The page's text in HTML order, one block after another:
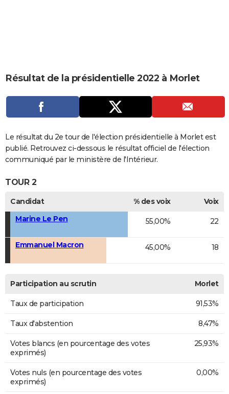
CARTE DE VOEUX
DICTIONNAIRE
Dictionnaire
Biographies
Expressions
Proverbes
PROGRAMME TV
COPAINS D'AVANT
Se connecter
Collèges
Universités
Entreprises
Service militaire
Avis de recherche
AVIS DE DÉCÈS
FORUM
Bricolage
Culture
Television
Voyage
Résultat de la présidentielle 2022 à Morlet
Le résultat du 2e tour de l'élection présidentielle à Morlet est
publié. Retrouvez ci-dessous le résultat officiel de l'élection
communiqué par le ministère de l'Intérieur.
TOUR 2
Candidat % des voix
Voix
Marine Le Pen
55,00% 22
Emmanuel Macron 45,00% 18
Participation au scrutin Morlet
Taux de participation 91,53%
Taux d'abstention 8,47%
Votes blancs (en pourcentage des votes
exprimés)
25,93%
Votes nuls (en pourcentage des votes
exprimés)
0,00%